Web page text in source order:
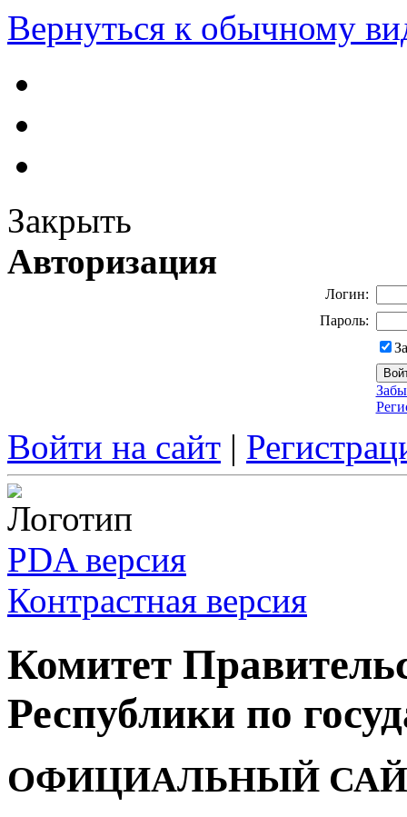
Вернуться к обычному
Закрыть
Авторизация
Логин:
Пароль:
Войти на сайт |
PDA версия
Контрастная версия
Комитет
Республики по
ОФИЦИАЛЬНЫЙ